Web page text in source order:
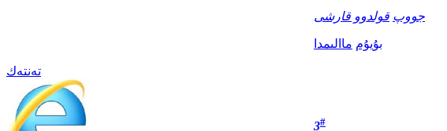
جووپ قولدوو قارشى
بۇيۇم ماالىمدا
تەنتەك
3#